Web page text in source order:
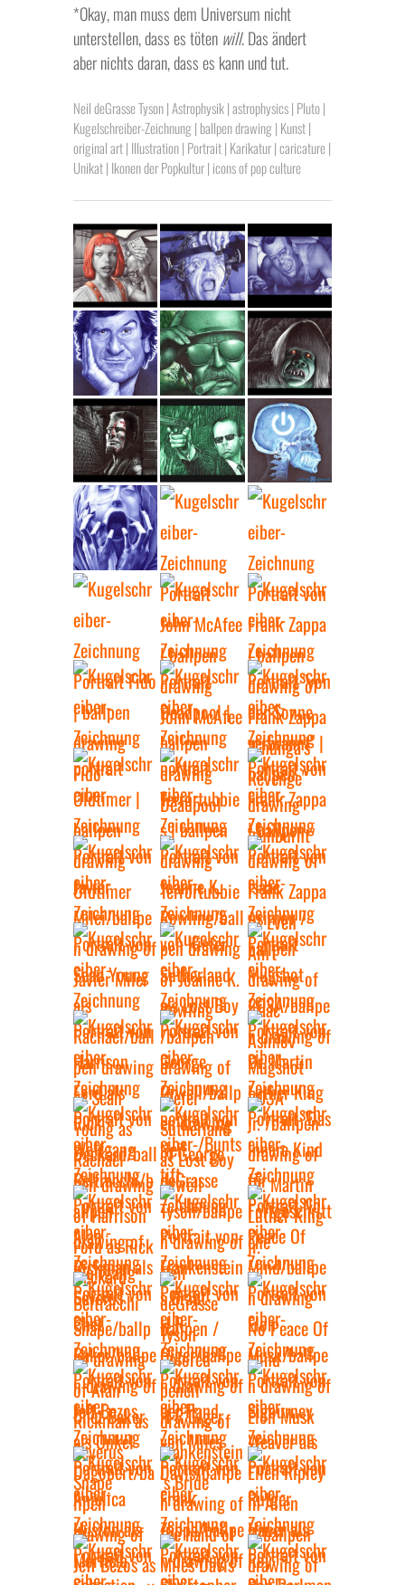
*Okay, man muss dem Universum nicht
unterstellen, dass es töten will. Das ändert
aber nichts daran, dass es kann und tut.
Neil deGrasse Tyson | Astrophysik | astrophysics | Pluto |
Kugelschreiber-Zeichnung | ballpen drawing | Kunst |
original art | Illustration | Portrait | Karikatur | caricature |
Unikat | Ikonen der Popkultur | icons of pop culture